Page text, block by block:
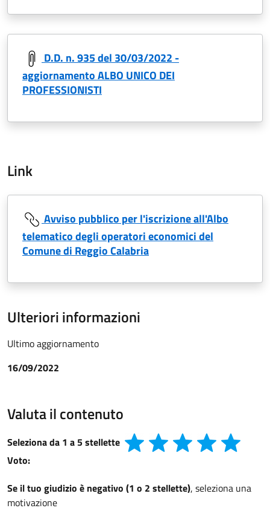
D.D. n. 935 del 30/03/2022 -
aggiornamento ALBO UNICO DEI
PROFESSIONISTI
Link
Avviso pubblico per l'iscrizione all'Albo
telematico degli operatori economici del
Comune di Reggio Calabria
Ulteriori informazioni
Ultimo aggiornamento
16/09/2022
Valuta il contenuto
Seleziona da 1 a 5 stellette
Voto:
Se il tuo giudizio è negativo (1 o 2 stellette), seleziona una
motivazione